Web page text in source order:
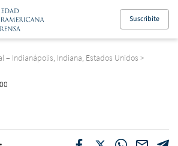
Suscribite
– Indianápolis, Indiana, Estados Unidos >